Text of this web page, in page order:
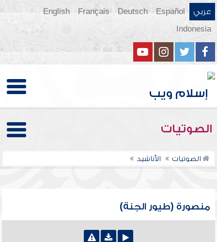
عربي Español
Deutsch
Français
English
Indonesia
الصوتيات
الصوتيات الأناشيد
منصورة (طيور الجنة)